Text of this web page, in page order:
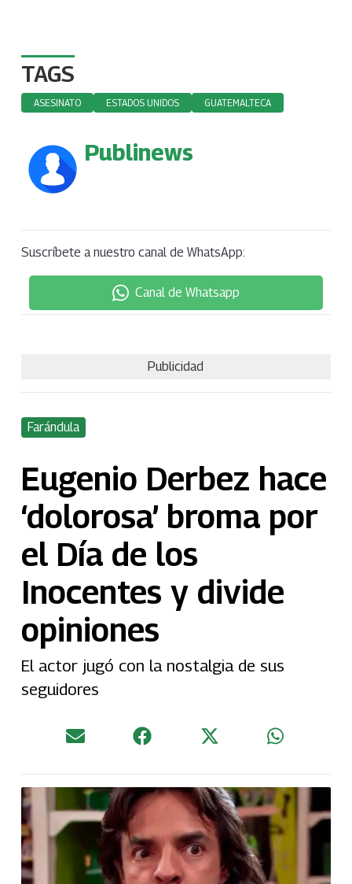
TAGS
ASESINATO ESTADOS UNIDOS GUATEMALTECA
Publinews
Suscríbete a nuestro canal de WhatsApp:
Canal de Whatsapp
Publicidad
Farándula
Eugenio Derbez hace
‘dolorosa’ broma por
el Día de los
Inocentes y divide
opiniones
El actor jugó con la nostalgia de sus
seguidores